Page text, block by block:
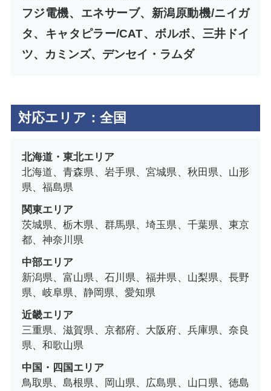
フジ電機、エネサーブ、新潟原動機/ニイガ
タ、キャタピラー/CAT、ボルボ、三井ドイ
ツ、カミンズ、デンセイ・ラムダ
対応エリア：全国
北海道・東北エリア
北海道、青森県、岩手県、宮城県、秋田県、山形
県、福島県
関東エリア
茨城県、栃木県、群馬県、埼玉県、千葉県、東京
都、神奈川県
中部エリア
新潟県、富山県、石川県、福井県、山梨県、長野
県、岐阜県、静岡県、愛知県
近畿エリア
三重県、滋賀県、京都府、大阪府、兵庫県、奈良
県、和歌山県
中国・四国エリア
鳥取県、島根県、岡山県、広島県、山口県、徳島